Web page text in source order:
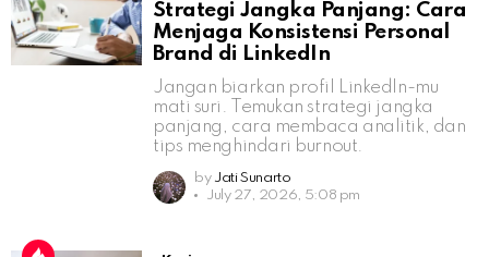
Strategi Jangka Panjang: Cara
Menjaga Konsistensi Personal
Brand di LinkedIn
Jangan biarkan profil LinkedIn-mu
mati suri. Temukan strategi jangka
panjang, cara membaca analitik, dan
tips menghindari burnout.
by Jati Sunarto
July 27, 2026, 5:08 pm